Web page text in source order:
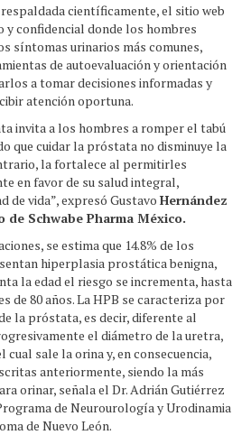
científicamente, el sitio web
y confidencial donde los hombres
síntomas urinarios más comunes,
de autoevaluación y orientación
a tomar decisiones informadas y
atención oportuna.
invita a los hombres a romper el tabú
que cuidar la próstata no disminuye la
la fortalece al permitirles
en favor de su salud integral,
de vida”, expresó Gustavo Hernández
de Schwabe Pharma México.
se estima que 14.8% de los
hiperplasia prostática benigna,
la edad el riesgo se incrementa, hasta
de 80 años. La HPB se caracteriza por
la próstata, es decir, diferente al
el diámetro de la uretra,
sale la orina y, en consecuencia,
anteriormente, siendo la más
orinar, señala el Dr. Adrián Gutiérrez
de Neurourología y Urodinamia
de Nuevo León.